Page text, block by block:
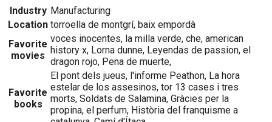
Industry Manufacturing
Location torroella de montgrí, baix empordà
Favorite
movies
voces inocentes, la milla verde, che, american
history x, Lorna dunne, Leyendas de passion, el
dragon rojo, Pena de muerte,
Favorite
books
El pont dels jueus, l'informe Peathon, La hora
estelar de los assesinos, tor 13 cases i tres
morts, Soldats de Salamina, Gràcies per la
propina, el perfum, Història del franquisme a